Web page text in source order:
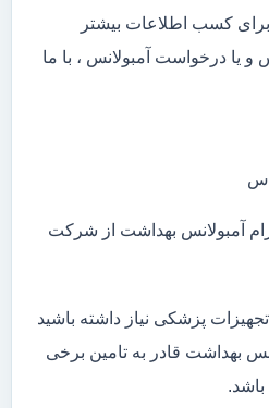
کسب اطلاعات بیشتر
و یا درخواست آمبولانس ، با ما
آمبولانس بهداشت از شرکت
پزشکی نیاز داشته باشید
بهداشت قادر به تامین برخی